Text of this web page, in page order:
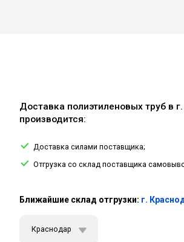
Доставка полиэтиленовых труб в
производится:
Доставка силами поставщика;
Отгрузка со склад поставщика
Ближайшие склад отгрузки: г.
Краснодар